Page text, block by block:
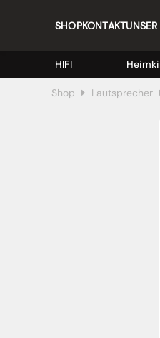
SHOPKONTAKT
HIFI
Shop Lautsprecher